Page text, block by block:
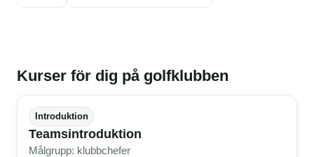
Kurser för dig på golfklubben
Introduktion
Teamsintroduktion
Målgrupp: klubbchefer